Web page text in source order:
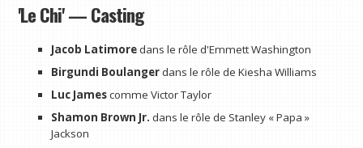
'Le Chi' — Casting
Jacob Latimoredans le rôle d'Emmett Washington
Birgundi Boulangerdans le rôle de Kiesha Williams
Luc Jamescomme Victor Taylor
Shamon Brown Jr. dans le rôle de Stanley « Papa »
Jackson